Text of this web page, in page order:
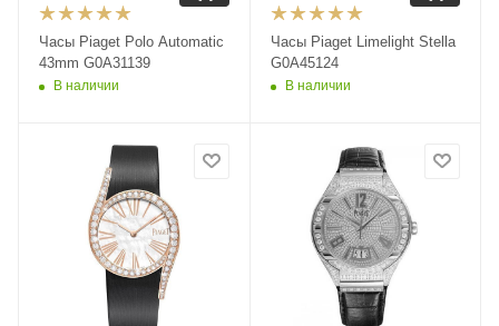
Часы Piaget Polo Automatic
43mm G0A31139
В наличии
Часы Piaget Limelight Stella
G0A45124
В наличии